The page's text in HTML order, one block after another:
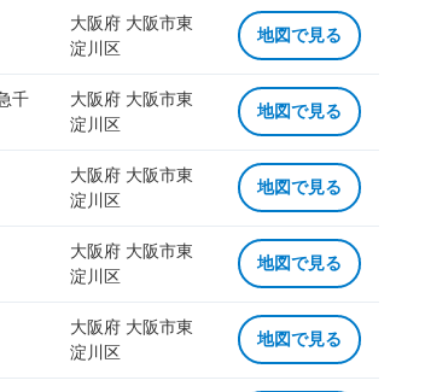
大阪府 大阪市東
淀川区
地図で見る
千
大阪府 大阪市東
淀川区
地図で見る
大阪府 大阪市東
淀川区
地図で見る
大阪府 大阪市東
淀川区
地図で見る
大阪府 大阪市東
淀川区
地図で見る